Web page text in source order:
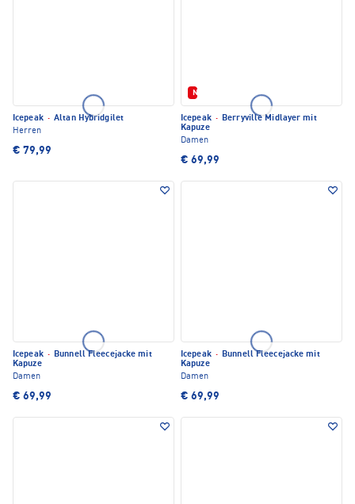
Icepeak · Altan Hybridgilet
Herren
€ 79,99
Neu
Icepeak · Berryville Midlayer mit
Kapuze
Damen
€ 69,99
Icepeak · Bunnell Fleecejacke mit
Kapuze
Damen
€ 69,99
Icepeak · Bunnell Fleecejacke mit
Kapuze
Damen
€ 69,99